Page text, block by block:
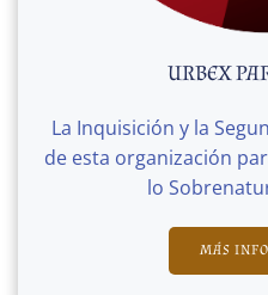
URBEX
La Inquisición y la
de esta organización
lo
MÁS